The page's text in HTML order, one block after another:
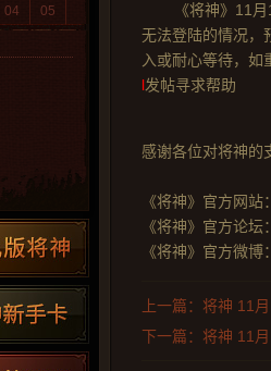
04 05
《将神》11
无法登陆的情况，
入或耐心等待，如
l发帖寻求帮助
感谢各位对将神的
《将神》官方网站：
《将神》官方论坛：
《将神》官方微博：
上一篇：将神 11
下一篇：将神 11